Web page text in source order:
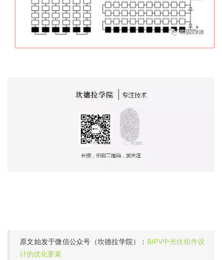
原文始发于微信公众号（坎德拉学院）： BIPV中光伏组件设
计的优化要素